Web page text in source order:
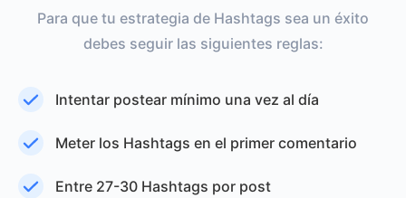
Para que tu estrategia de Hashtags sea un éxito
debes seguir las siguientes reglas:
Intentar postear mínimo una vez al día
Meter los Hashtags en el primer comentario
Entre 27-30 Hashtags por post